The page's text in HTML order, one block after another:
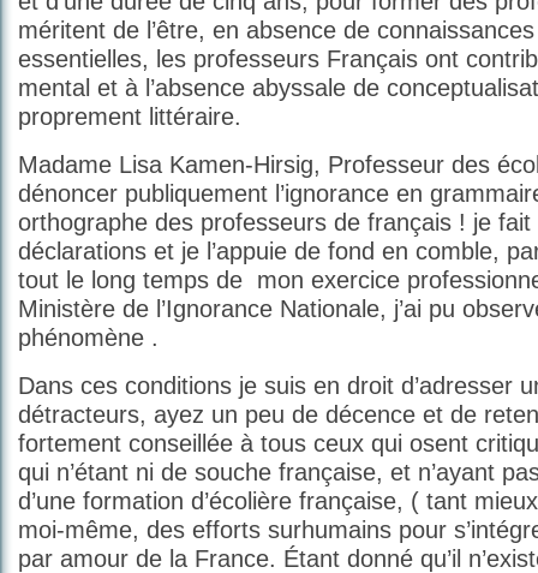
méritent de l’être, en absence de
essentielles, les professeurs Français ont
mental et à l’absence abyssale de
proprement littéraire.
Madame Lisa Kamen-Hirsig, Professeur des
dénoncer publiquement l’ignorance en
orthographe des professeurs de français ! je fait
déclarations et je l’appuie de fond en comble,
tout le long temps de mon exercice
Ministère de l’Ignorance Nationale, j’ai pu
phénomène .
Dans ces conditions je suis en droit d’adresser
détracteurs, ayez un peu de décence et de
fortement conseillée à tous ceux qui osent
qui n’étant ni de souche française, et n’ayant
d’une formation d’écolière française, ( tant
moi-même, des efforts surhumains pour
par amour de la France. Étant donné qu’il